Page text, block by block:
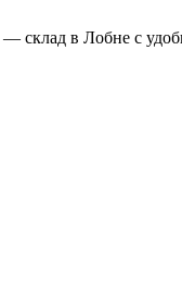
— склад в Лобне с